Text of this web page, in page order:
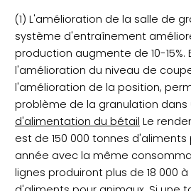
(1) L'amélioration de la salle de
système d'entraînement
production augmente de 10-15%.
l'amélioration du niveau de
l'amélioration de la position,
problème de la granulation dans
d'alimentation du bétail Le
est de 150 000 tonnes d'aliments
année avec la même
lignes produiront plus de 18 000